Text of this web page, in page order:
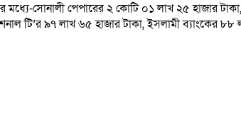
মধ্যে-সোনালী পেপারের ২ কোটি ০১ লাখ ২৫ হাজার
টি’র ৯৭ লাখ ৬৫ হাজার টাকা, ইসলামী ব্যাংকের